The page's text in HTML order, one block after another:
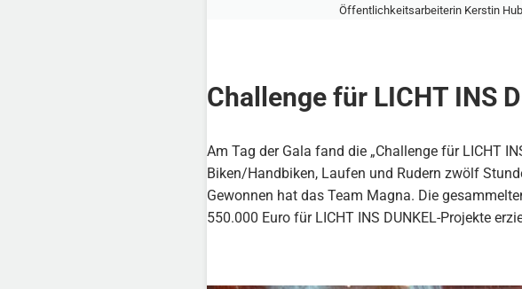
Öffentlichkeitsarbeiterin Kerstin
Challenge für LICHT INS
Am Tag der Gala fand die „Challenge für LICHT
Biken/Handbiken, Laufen und Rudern zwölf
Gewonnen hat das Team Magna. Die
550.000 Euro für LICHT INS DUNKEL-Projekte